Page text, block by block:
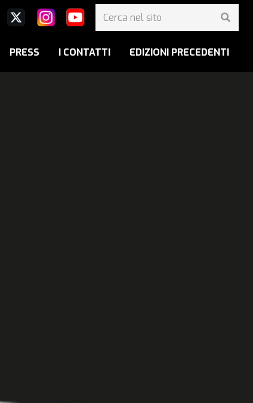
PRESS I CONTATTI EDIZIONI PRECEDENTI